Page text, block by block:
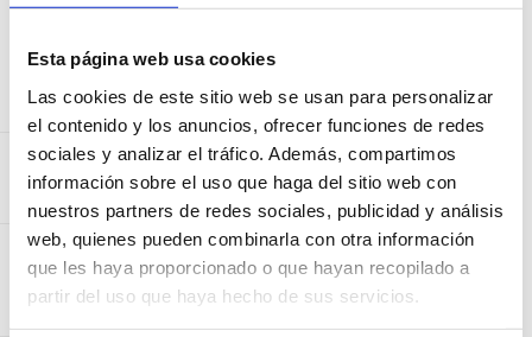
Esta página web usa cookies
Las cookies de este sitio web se usan para personalizar
el contenido y los anuncios, ofrecer funciones de redes
sociales y analizar el tráfico. Además, compartimos
información sobre el uso que haga del sitio web con
nuestros partners de redes sociales, publicidad y análisis
web, quienes pueden combinarla con otra información
que les haya proporcionado o que hayan recopilado a
partir del uso que haya hecho de sus servicios.
NOROESTE DE ALTA VELOCIDAD.EJE: OURENSE-
SANTIAGO.SUBTRAMOS : SILLEDA (DORNELAS)-VEDRA Y VEDRA-
BOQUEIXÓN”
SERCOYSA, PROYECTOS Y OBRAS S.A.
“ABASTECIMIENTO AUGA NANTÓN E ANOS. CABANA DE
BERGANTIÑOS”
GESTORA DE SUBPRODUCTOS DE GALICIA,S.L.
“PROYECTO BÁSICO Y DE EJECUCIÓN DE AMPLIACIÓN DE
NAVE PARA ALBERGAR INSTALACIÓN DESTINADA AL CURADO Y
ALMACENADO DE PIELES DE GANADO BOVINO”